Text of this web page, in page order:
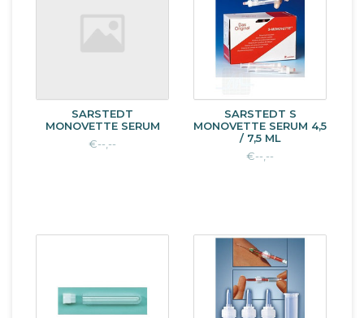
SARSTEDT
MONOVETTE SERUM
€--,--
SARSTEDT S
MONOVETTE SERUM 4,5
/ 7,5 ML
€--,--